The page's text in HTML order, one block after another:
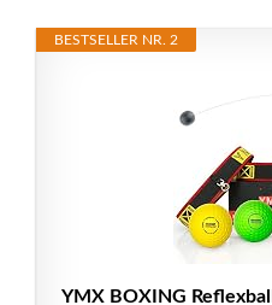
BESTSELLER NR. 2
YMX BOXING